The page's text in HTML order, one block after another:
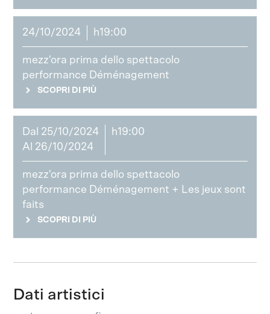
24/10/2024 h19:00
mezz'ora prima dello spettacolo
performance Déménagement
SCOPRI DI PIÙ
Dal 25/10/2024
Al 26/10/2024
h19:00
mezz'ora prima dello spettacolo
performance Déménagement + Les jeux sont
faits
SCOPRI DI PIÙ
Dati artistici